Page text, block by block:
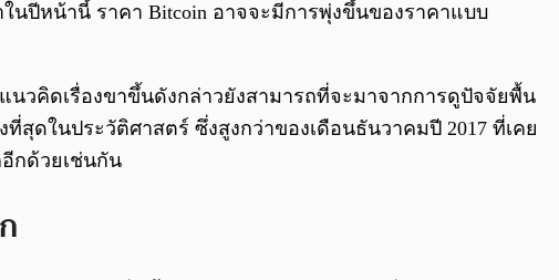
นปีหน้านี้ ราคา Bitcoin อาจจะมีการพุ่งขึ้นของราคาแบบ
นวคิดเรื่องขาขึ้นดังกล่าวยังสามารถที่จะมาจากการดูปัจจัยพื้น
ดในประวัติศาสตร์ ซึ่งสูงกว่าของเดือนธันวาคมปี 2017 ที่เคย
กด้วยเช่นกัน